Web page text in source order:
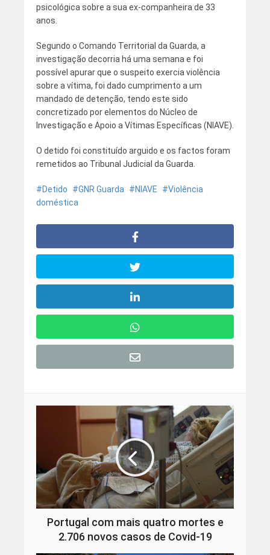
psicológica sobre a sua ex-companheira de 33
anos.
Segundo o Comando Territorial da Guarda, a
investigação decorria há uma semana e foi
possível apurar que o suspeito exercia violência
sobre a vítima, foi dado cumprimento a um
mandado de detenção, tendo este sido
concretizado por elementos do Núcleo de
Investigação e Apoio a Vítimas Específicas (NIAVE).
O detido foi constituído arguido e os factos foram
remetidos ao Tribunal Judicial da Guarda.
Detido GNR Guarda NIAVE
Violência
doméstica
Portugal com mais quatro mortes e
2.706 novos casos de Covid-19